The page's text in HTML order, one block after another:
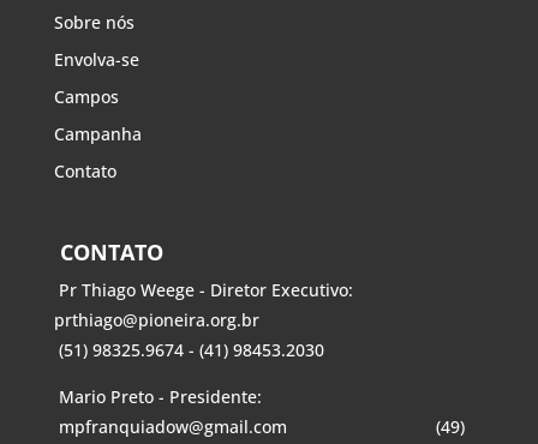
Sobre nós
Envolva-se
Campos
Campanha
Contato
CONTATO
Pr Thiago Weege - Diretor Executivo:
prthiago@pioneira.org.br
(51) 98325.9674 - (41) 98453.2030
Mario Preto - Presidente:
mpfranquiadow@gmail.com (49)